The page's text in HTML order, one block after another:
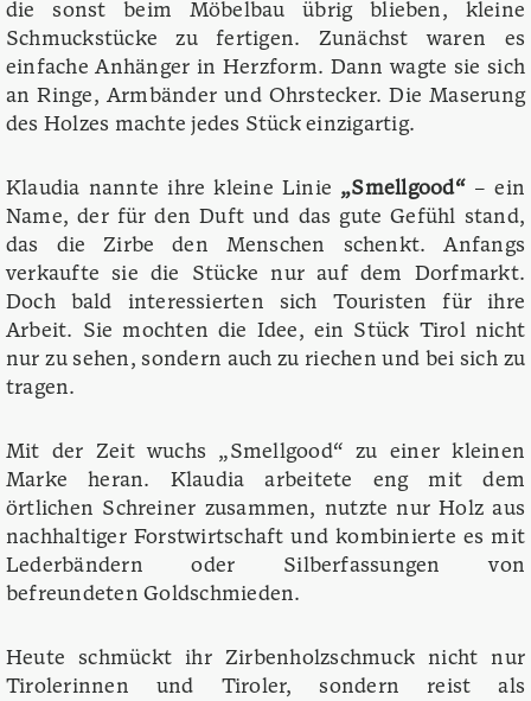
die sonst beim Möbelbau übrig blieben, kleine
Schmuckstücke zu fertigen. Zunächst waren es
einfache Anhänger in Herzform. Dann wagte sie sich
an Ringe, Armbänder und Ohrstecker. Die Maserung
des Holzes machte jedes Stück einzigartig.
Klaudia nannte ihre kleine Linie „Smellgood“ – ein
Name, der für den Duft und das gute Gefühl stand,
das die Zirbe den Menschen schenkt. Anfangs
verkaufte sie die Stücke nur auf dem Dorfmarkt.
Doch bald interessierten sich Touristen für ihre
Arbeit. Sie mochten die Idee, ein Stück Tirol nicht
nur zu sehen, sondern auch zu riechen und bei sich zu
tragen.
Mit der Zeit wuchs „Smellgood“ zu einer kleinen
Marke heran. Klaudia arbeitete eng mit dem
örtlichen Schreiner zusammen, nutzte nur Holz aus
nachhaltiger Forstwirtschaft und kombinierte es mit
Lederbändern oder Silberfassungen von
befreundeten Goldschmieden.
Heute schmückt ihr Zirbenholzschmuck nicht nur
Tirolerinnen und Tiroler, sondern reist als